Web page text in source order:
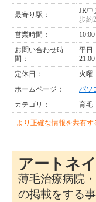
最寄り駅： JR中
歩約
営業時間：
お問い合わせ時
間：
平日
21:00
定休日：
火曜
ホームページ：
パソ
カテゴリ：
育毛
より正確な情報を共有
アートネ
薄毛治療病院
の掲載をする